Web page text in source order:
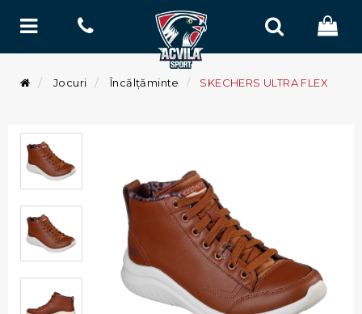
Jocuri Încălțăminte SKECHERS ULTRA FLEX